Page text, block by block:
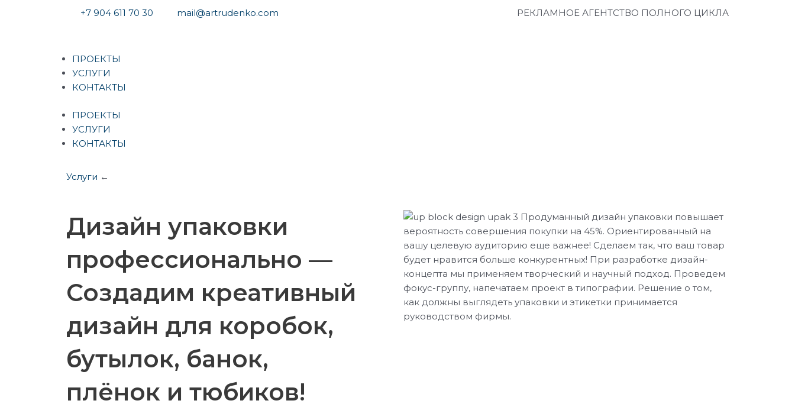
+7 904 611 70 30 mail@artrudenko.com РЕКЛАМНОЕ АГЕНТСТВО ПОЛНОГО ЦИКЛА
ПРОЕКТЫ
УСЛУГИ
КОНТАКТЫ
Меню
ПРОЕКТЫ
УСЛУГИ
КОНТАКТЫ
Услуги ←
Дизайн упаковки
профессионально —
Создадим креативный
дизайн для коробок,
бутылок, банок,
плёнок и тюбиков!